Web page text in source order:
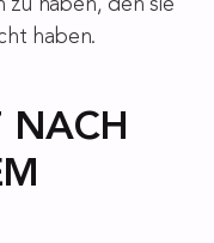
haben, den sie
haben.
NACH